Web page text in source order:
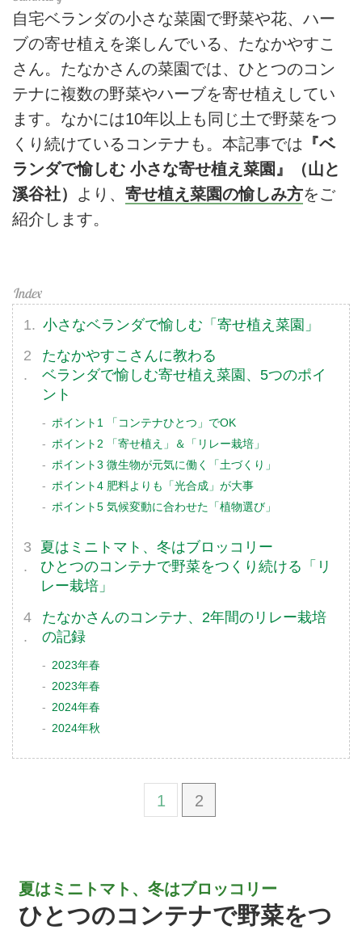
自宅ベランダの小さな菜園で野菜や花、ハー
ブの寄せ植えを楽しんでいる、たなかやすこ
さん。たなかさんの菜園では、ひとつのコン
テナに複数の野菜やハーブを寄せ植えしてい
ます。なかには10年以上も同じ土で野菜をつ
くり続けているコンテナも。本記事では 『ベ
ランダで愉しむ 小さな寄せ植え菜園』（山と
溪谷社）
より、 寄せ植え菜園の愉しみ方をご
紹介します。
小さなベランダで愉しむ「寄せ植え菜園」
たなかやすこさんに教わる
ベランダで愉しむ寄せ植え菜園、5つのポイ
ント
ポイント1 「コンテナひとつ」でOK
ポイント2 「寄せ植え」＆「リレー栽培」
ポイント3 微生物が元気に働く「土づくり」
ポイント4 肥料よりも「光合成」が大事
ポイント5 気候変動に合わせた「植物選び」
夏はミニトマト、冬はブロッコリー
ひとつのコンテナで野菜をつくり続ける「リ
レー栽培」
たなかさんのコンテナ、2年間のリレー栽培
の記録
2023年春
2023年春
2024年春
2024年秋
1 2
夏はミニトマト、冬はブロッコリー
ひとつのコンテナで野菜をつ